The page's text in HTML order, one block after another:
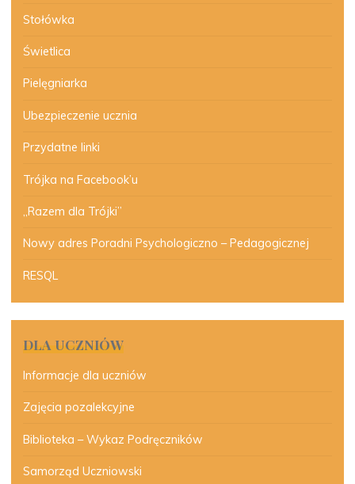
Stołówka
Świetlica
Pielęgniarka
Ubezpieczenie ucznia
Przydatne linki
Trójka na Facebook’u
„Razem dla Trójki”
Nowy adres Poradni Psychologiczno – Pedagogicznej
RESQL
DLA UCZNIÓW
Informacje dla uczniów
Zajęcia pozalekcyjne
Biblioteka – Wykaz Podręczników
Samorząd Uczniowski